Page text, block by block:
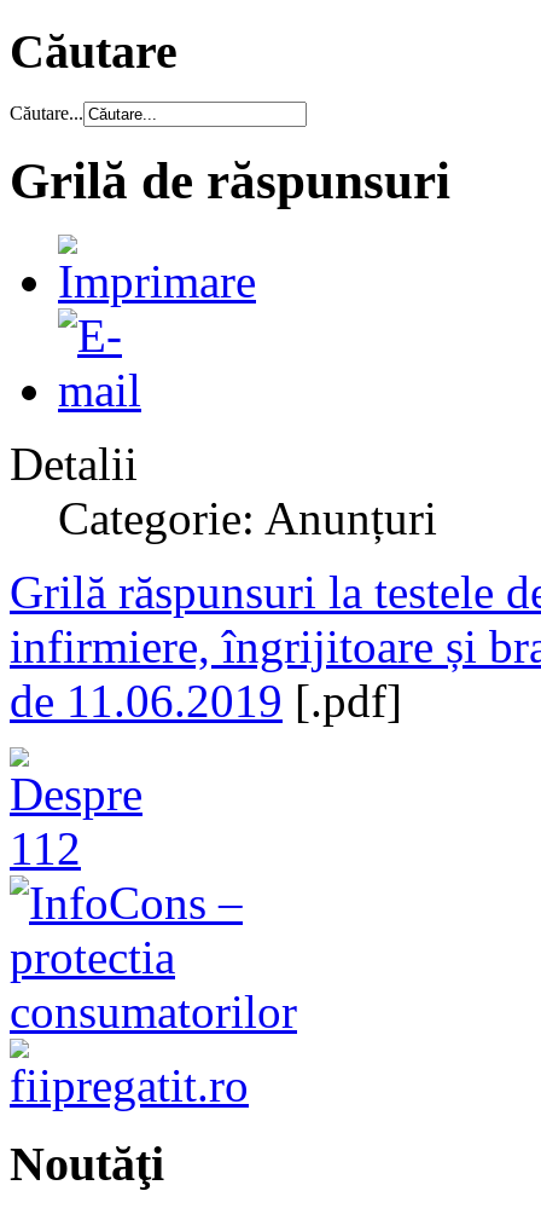
Căutare
Căutare...
Grilă de răspunsuri
Detalii
Categorie: Anunțuri
Grilă răspunsuri la testele
infirmiere, îngrijitoare și
de 11.06.2019 [.pdf]
Noutăţi